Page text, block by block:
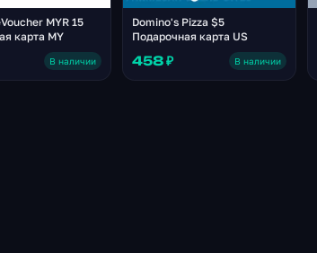
MYR 15
карта MY
В наличии
Domino's Pizza $5
Подарочная карта US
458 ₽ В наличии